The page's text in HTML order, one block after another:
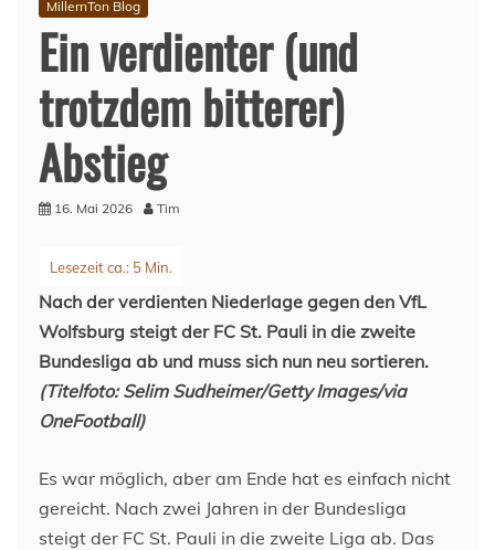
MillernTon Blog
Ein verdienter (und
trotzdem bitterer)
Abstieg
16. Mai 2026 Tim
Nach der verdienten Niederlage gegen den VfL
Wolfsburg steigt der FC St. Pauli in die zweite
Bundesliga ab und muss sich nun neu sortieren.
(Titelfoto: Selim Sudheimer/Getty Images/via
OneFootball)
Es war möglich, aber am Ende hat es einfach nicht
gereicht. Nach zwei Jahren in der Bundesliga
steigt der FC St. Pauli in die zweite Liga ab. Das